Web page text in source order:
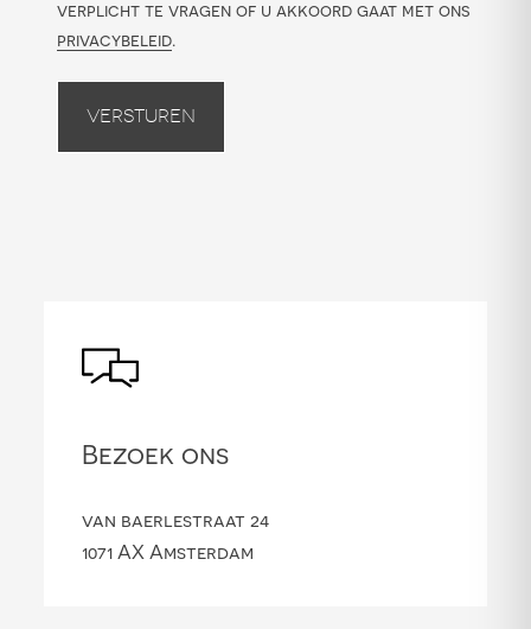
verplicht te vragen of u akkoord gaat met ons
privacybeleid.
Versturen
Bezoek ons
van baerlestraat 24
1071 AX Amsterdam